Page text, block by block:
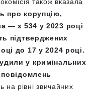
про корупцію,
— з 534 у 2023 році
підтверджених
до 17 у 2024 році.
у кримінальних
рівні звичайних